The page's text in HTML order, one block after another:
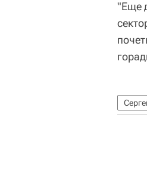
"Еще